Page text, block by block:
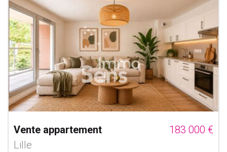
Vente appartement
183 000 €
Lille